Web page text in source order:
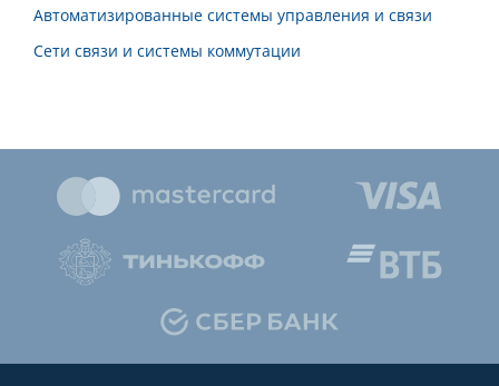
Автоматизированные системы управления и связи
Сети связи и системы коммутации